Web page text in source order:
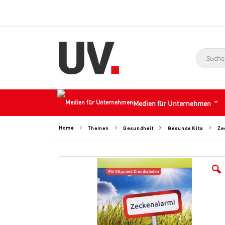
Suche
Medien für Unternehmen
Home Themen Gesundheit Gesunde Kita